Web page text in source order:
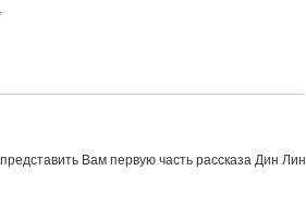
Вам первую часть рассказа Дин Лин